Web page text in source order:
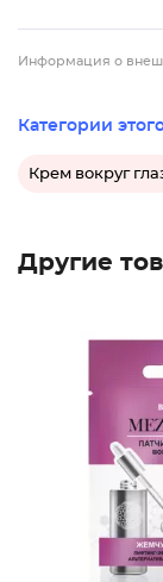
Информация о
Категории
Крем вокруг
Другие